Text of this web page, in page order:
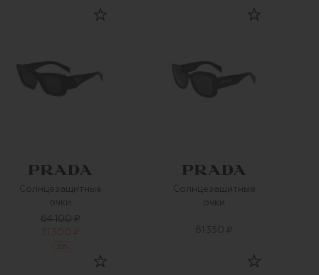
Солнцезащитные
очки
64 100 ₽
51 300 ₽
20 %
Солнцезащитные
очки
61 350 ₽